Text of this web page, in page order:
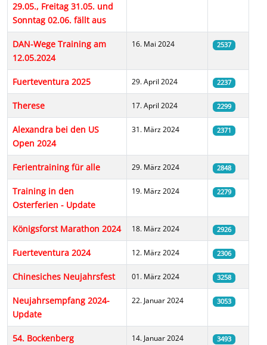
29.05., Freitag 31.05. und
Sonntag 02.06. fällt aus
DAN-Wege Training am
12.05.2024
16. Mai 2024 2537
Fuerteventura 2025 29. April 2024 2237
Therese 17. April 2024 2299
Alexandra bei den US
Open 2024
31. März 2024 2371
Ferientraining für alle 29. März 2024 2848
Training in den
Osterferien - Update
19. März 2024 2279
Königsforst Marathon 2024 18. März 2024 2926
Fuerteventura 2024 12. März 2024 2306
Chinesiches Neujahrsfest 01. März 2024 3258
Neujahrsempfang 2024-
Update
22. Januar 2024 3053
54. Bockenberg
14. Januar 2024 3493